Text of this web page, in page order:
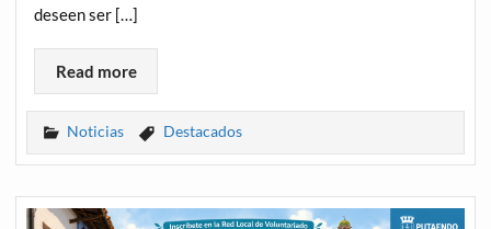
deseen ser […]
Read more
Noticias Destacados